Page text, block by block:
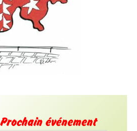
Prochain événement